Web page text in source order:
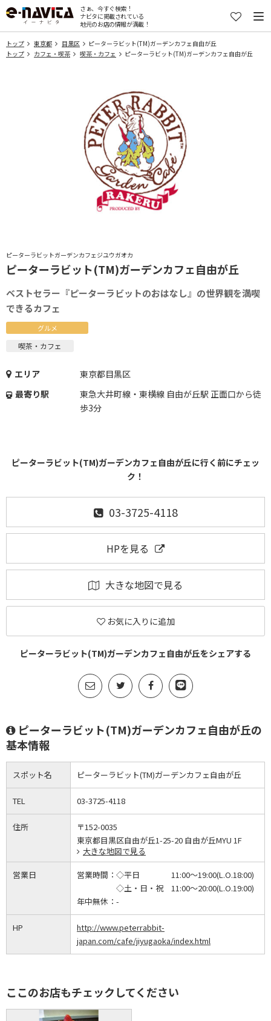
さぁ、今すぐ検索！
ナビタに掲載されている
地元のお店の情報が満載！
トップ 東京都 目黒区
ピーターラビット(TM)ガーデンカフェ自由が丘
トップ
カフェ・喫茶 喫茶・カフェ ピーターラビット(TM)ガーデンカフェ自由が丘
ピーターラビットガーデンカフェジユウガオカ
ピーターラビット(TM)ガーデンカフェ自由が丘
ベストセラー『ピーターラビットのおはなし』の世界観を満喫
できるカフェ
グルメ
喫茶・カフェ
エリア
東京都目黒区
最寄り駅
東急大井町線・東横線 自由が丘駅 正面口から徒
歩3分
ピーターラビット(TM)ガーデンカフェ自由が丘に行く前にチェッ
ク！
03-3725-4118
HPを見る
大きな地図で見る
お気に入りに追加
ピーターラビット(TM)ガーデンカフェ自由が丘をシェアする
ピーターラビット(TM)ガーデンカフェ自由が丘の
基本情報
スポット名 ピーターラビット(TM)ガーデンカフェ自由が丘
TEL 03-3725-4118
住所
〒152-0035
東京都目黒区自由が丘1-25-20 自由が丘MYU 1F
大きな地図で見る
営業日 営業時間： ◇平日 11:00～19:00(L.O.18:00)
◇土・日・祝 11:00～20:00(L.O.19:00)
年中無休： -
HP
http://www.peterrabbit-
japan.com/cafe/jiyugaoka/index.html
ここのお店もチェックしてください